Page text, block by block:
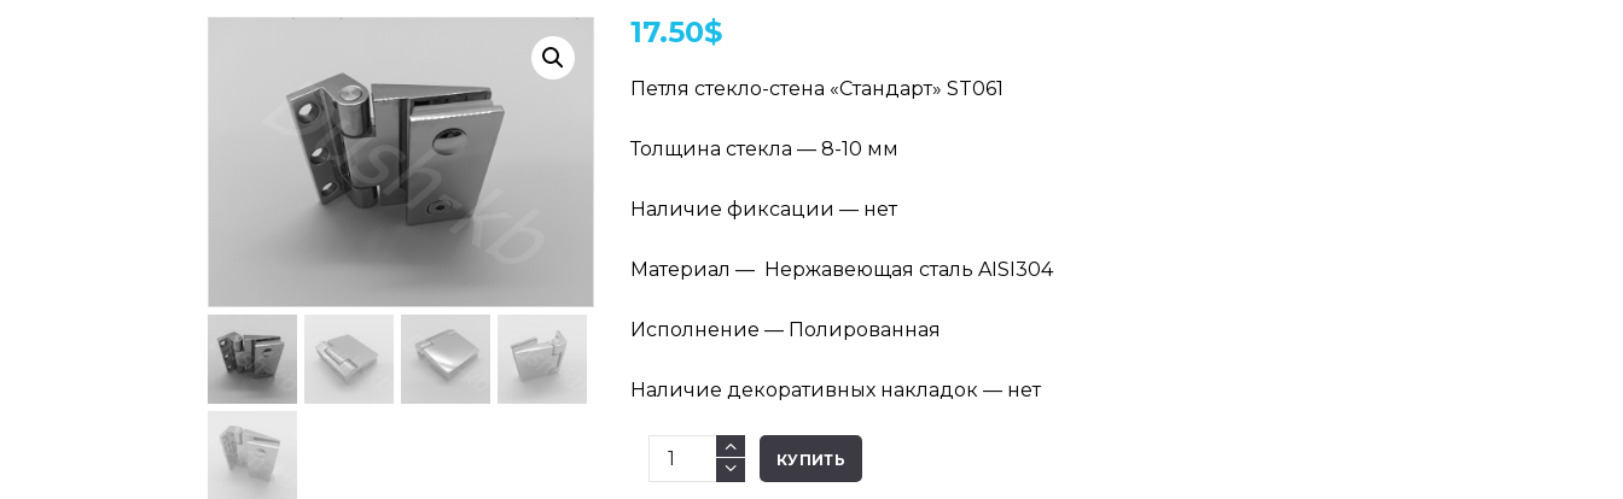
17.50$
Петля стекло-стена «Стандарт» ST061
Толщина стекла — 8-10 мм
Наличие фиксации — нет
Материал — Нержавеющая сталь AISI304
Исполнение — Полированная
Наличие декоративных накладок — нет
Количество
товара
КУПИТЬ